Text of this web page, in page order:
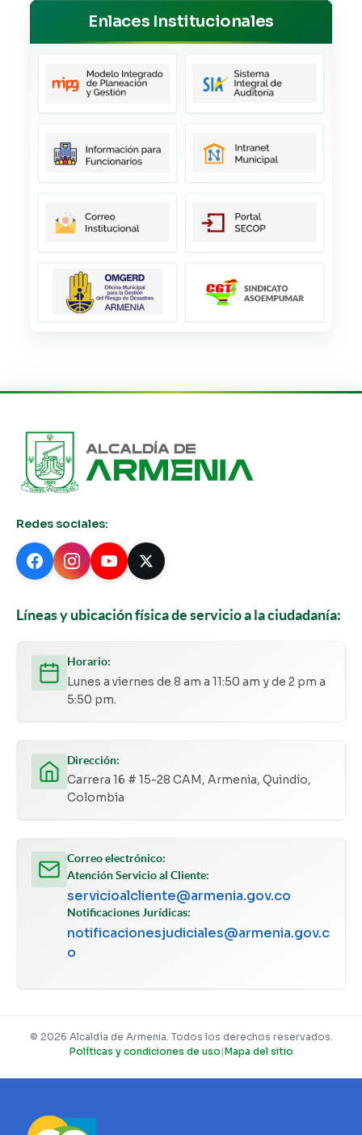
Enlaces Institucionales
Redes sociales:
Líneas y ubicación física de servicio a la ciudadanía:
Horario:
Lunes a viernes de 8 am a 11:50 am y de 2 pm a
5:50 pm.
Dirección:
Carrera 16 # 15-28 CAM, Armenia, Quindío,
Colombia
Correo electrónico:
Atención Servicio al Cliente:
servicioalcliente@armenia.gov.co
Notificaciones Jurídicas:
notificacionesjudiciales@armenia.gov.c
o
© 2026 Alcaldía de Armenia. Todos los derechos reservados.
Políticas y condiciones de uso |Mapa del sitio